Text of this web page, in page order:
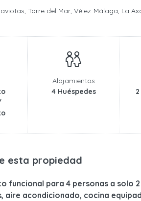
Torre del Mar, Vélez-Málaga, La
Alojamientos
4 Huéspedes
esta propiedad
funcional para 4 personas a solo
aire acondicionado, cocina